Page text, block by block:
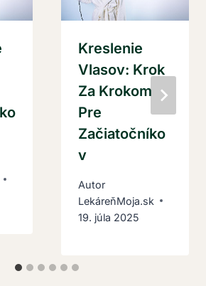
Kreslenie
Vlasov: Krok
Za Krokom
Pre
Začiatočníko
V
Autor
LekáreňMoja.sk
19. júla 2025